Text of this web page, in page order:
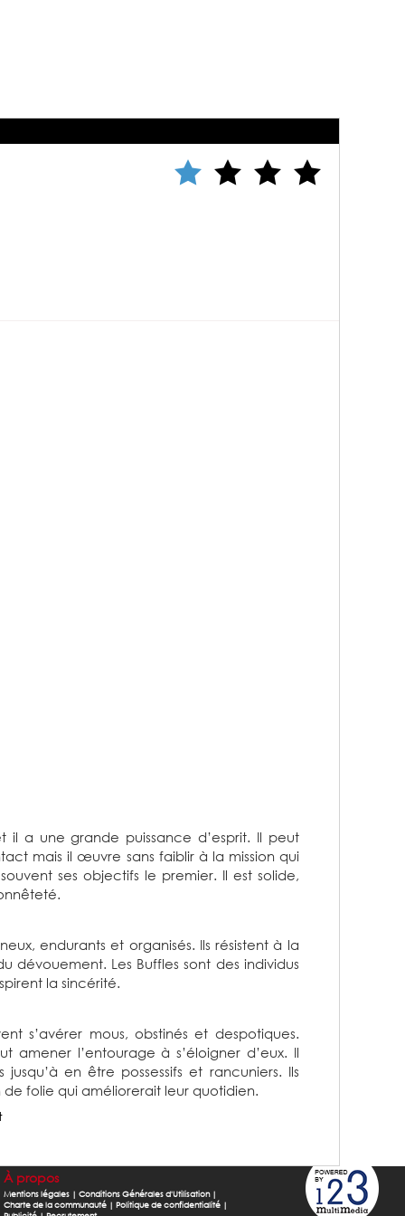
il a une grande puissance d’esprit. Il peut
mais il œuvre sans faiblir à la mission qui
ses objectifs le premier. Il est solide,
endurants et organisés. Ils résistent à la
dévouement. Les Buffles sont des individus
la sincérité.
s’avérer mous, obstinés et despotiques.
amener l’entourage à s’éloigner d’eux. Il
en être possessifs et rancuniers. Ils
folie qui améliorerait leur quotidien.
À propos
Mentions légales| Conditions Générales d'Utilisation|
Charte de la communauté| Politique de confidentialité|